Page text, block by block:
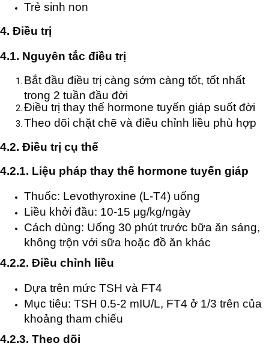
Trẻ sinh non
4. Điều trị
4.1. Nguyên tắc điều trị
Bắt đầu điều trị càng sớm càng tốt, tốt nhất
trong 2 tuần đầu đời
Điều trị thay thế hormone tuyến giáp suốt đời
Theo dõi chặt chẽ và điều chỉnh liều phù hợp
4.2. Điều trị cụ thể
4.2.1. Liệu pháp thay thế hormone tuyến giáp
Thuốc: Levothyroxine (L-T4) uống
Liều khởi đầu: 10-15 μg/kg/ngày
Cách dùng: Uống 30 phút trước bữa ăn sáng,
không trộn với sữa hoặc đồ ăn khác
4.2.2. Điều chỉnh liều
Dựa trên mức TSH và FT4
Mục tiêu: TSH 0.5-2 mIU/L, FT4 ở 1/3 trên của
khoảng tham chiếu
4.2.3. Theo dõi